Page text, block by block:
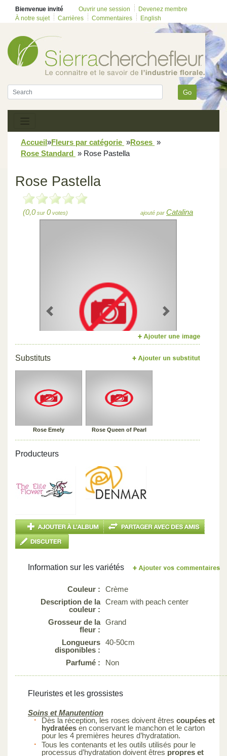
Bienvenue invité Ouvrir une session
Devenez membre
À notre sujet
Carrières Commentaires English
Go
Accueil»Fleurs par catégorie »Roses »
Rose Standard » Rose Pastella
Rose Pastella
(0,0sur 0votes) ajouté par Catalina
Previous Next
Substituts
Rose Emely Rose Queen of Pearl
Producteurs
Information sur les variétés
Couleur :
Crème
Description de la
couleur :
Cream with peach center
Grosseur de la
fleur :
Grand
Longueurs
disponibles :
40-50cm
Parfumé : Non
Fleuristes et les grossistes
Soins et Manutention
Dès la réception, les roses doivent êtres coupées et
hydratées en conservant le manchon et le carton
pour les 4 premières heures d’hydratation.
Tous les contenants et les outils utilisés pour le
processus d’hydratation doivent êtres propres et